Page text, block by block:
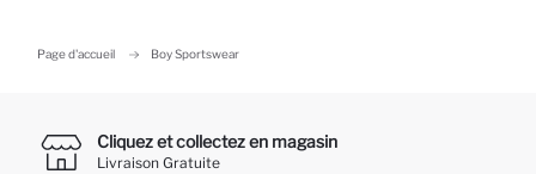
Page d'accueil Boy Sportswear
Cliquez et collectez en magasin
Livraison Gratuite